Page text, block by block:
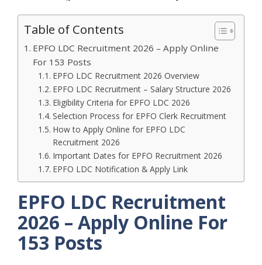
Table of Contents
EPFO LDC Recruitment 2026 – Apply Online
For 153 Posts
EPFO LDC Recruitment 2026 Overview
EPFO LDC Recruitment – Salary Structure 2026
Eligibility Criteria for EPFO LDC 2026
Selection Process for EPFO Clerk Recruitment
How to Apply Online for EPFO LDC
Recruitment 2026
Important Dates for EPFO Recruitment 2026
EPFO LDC Notification & Apply Link
EPFO LDC Recruitment
2026 – Apply Online For
153 Posts